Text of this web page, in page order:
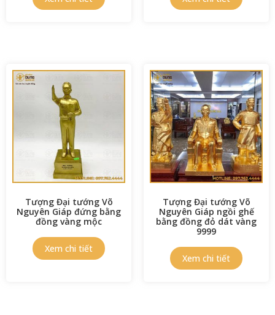
Tượng Đại tướng Võ
Nguyên Giáp đứng bằng
đồng vàng mộc
Tượng Đại tướng Võ
Nguyên Giáp ngồi ghế
bằng đồng đỏ dát vàng
9999